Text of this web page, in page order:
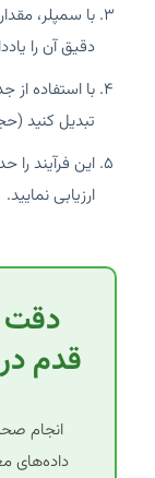
با سمپلر،
دقیق آن را
با استفاده از
تبدیل کنید
ارزیابی نمایید.
دقت
قدم
انجام
داده‌های